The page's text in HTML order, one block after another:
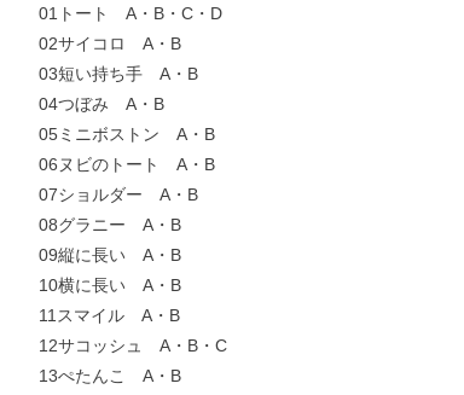
他にも商品を買う
01トート A・B・C・D
02サイコロ A・B
03短い持ち手 A・B
04つぼみ A・B
05ミニボストン A・B
06ヌビのトート A・B
07ショルダー A・B
08グラニー A・B
09縦に長い A・B
10横に長い A・B
11スマイル A・B
12サコッシュ A・B・C
13ぺたんこ A・B